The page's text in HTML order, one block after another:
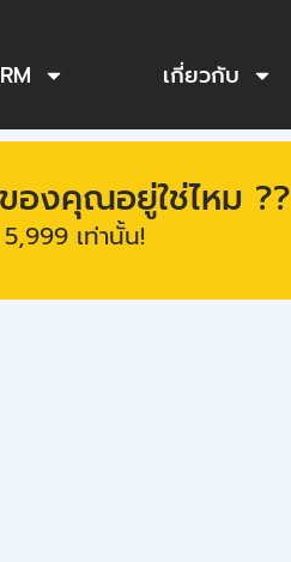
เกี่ยวกับ
องคุณอยู่ใช่ไหม ??
เท่านั้น!